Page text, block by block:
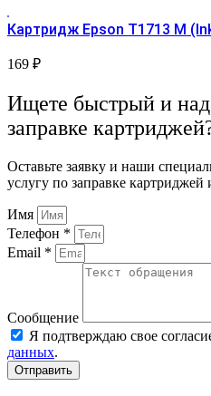
Картридж Epson T1713 М
169 ₽
Ищете быстрый и
заправке
Оставьте заявку и наши
услугу по заправке
Имя
Телефон *
Email *
Сообщение
Я подтверждаю свое
данных.
Отправить